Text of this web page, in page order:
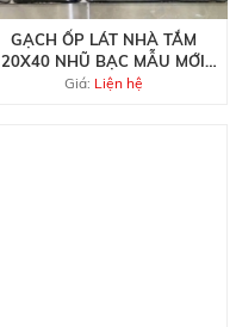
GẠCH ỐP LÁT NHÀ TẮM
20X40 NHŨ BẠC MẪU MỚI
TQ
Giá: Liện hệ